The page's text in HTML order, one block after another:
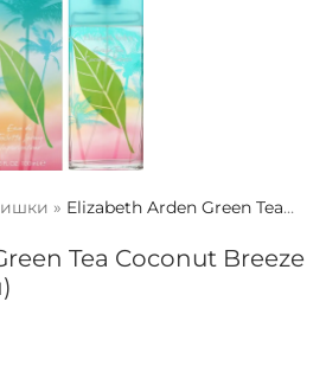
» Elizabeth Arden Green Tea
Tea Coconut Breeze